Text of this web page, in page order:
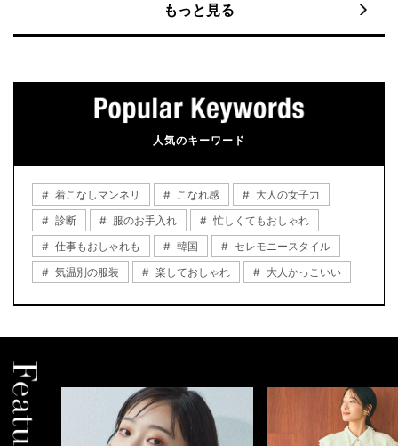
もっと見る
人気のキーワード
着こなしマンネリ こなれ感
大人の女子力
診断
服のお手入れ
忙しくてもおしゃれ
仕事もおしゃれも
韓国
セレモニースタイル
気温別の服装
楽しておしゃれ 大人かっこいい